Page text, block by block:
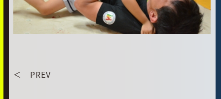
＜ PREV